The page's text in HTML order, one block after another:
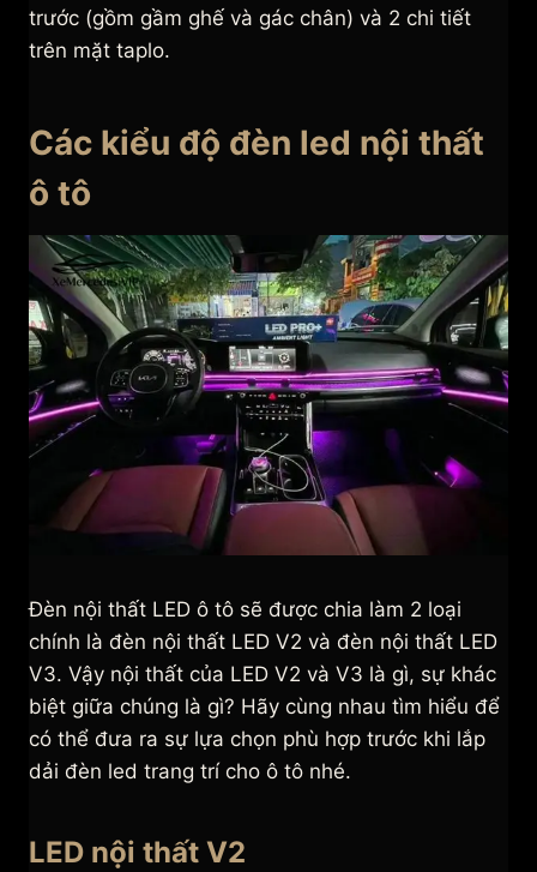
trước (gồm gầm ghế và gác chân) và 2 chi tiết
trên mặt taplo.
Các kiểu độ đèn led nội thất
ô tô
Đèn nội thất LED ô tô sẽ được chia làm 2 loại
chính là đèn nội thất LED V2 và đèn nội thất LED
V3. Vậy nội thất của LED V2 và V3 là gì, sự khác
biệt giữa chúng là gì? Hãy cùng nhau tìm hiểu để
có thể đưa ra sự lựa chọn phù hợp trước khi lắp
dải đèn led trang trí cho ô tô nhé.
LED nội thất V2